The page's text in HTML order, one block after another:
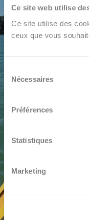
Ce site web utilise
Ce site utilise des
ceux que vous
Sélection
Nécessaires
Préférences
Statistiques
Marketing